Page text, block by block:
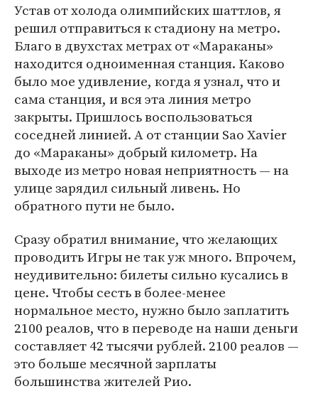
Устав от холода олимпийских шаттлов, я
решил отправиться к стадиону на метро.
Благо в двухстах метрах от «Мараканы»
находится одноименная станция. Каково
было мое удивление, когда я узнал, что и
сама станция, и вся эта линия метро
закрыты. Пришлось воспользоваться
соседней линией. А от станции Sao Xavier
до «Мараканы» добрый километр. На
выходе из метро новая неприятность — на
улице зарядил сильный ливень. Но
обратного пути не было.
Сразу обратил внимание, что желающих
проводить Игры не так уж много. Впрочем,
неудивительно: билеты сильно кусались в
цене. Чтобы сесть в более-менее
нормальное место, нужно было заплатить
2100 реалов, что в переводе на наши деньги
составляет 42 тысячи рублей. 2100 реалов —
это больше месячной зарплаты
большинства жителей Рио.